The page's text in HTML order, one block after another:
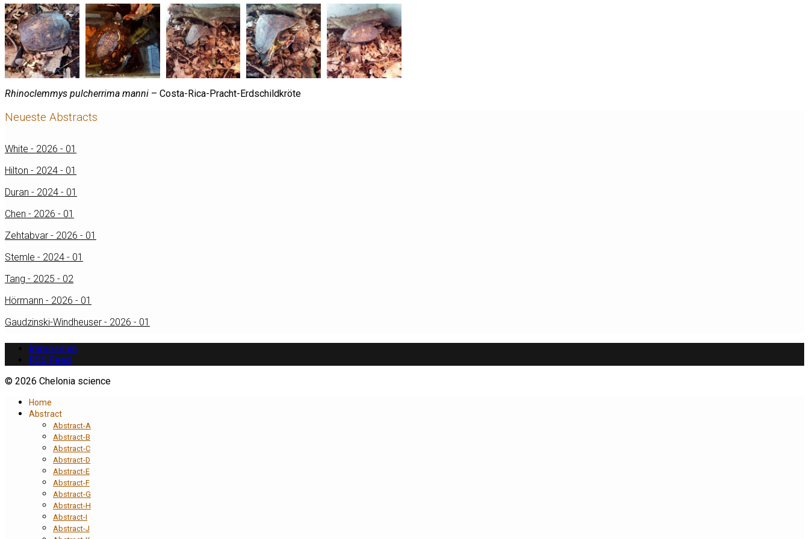
Rhinoclemmys pulcherrima manni – Costa-Rica-Pracht-Erdschildkröte
Neueste Abstracts
White - 2026 - 01
Hilton - 2024 - 01
Duran - 2024 - 01
Chen - 2026 - 01
Zehtabvar - 2026 - 01
Stemle - 2024 - 01
Tang - 2025 - 02
Hörmann - 2026 - 01
Gaudzinski-Windheuser - 2026 - 01
Impressum
RSS Feed
© 2026 Chelonia science
Home
Abstract
Abstract-A
Abstract-B
Abstract-C
Abstract-D
Abstract-E
Abstract-F
Abstract-G
Abstract-H
Abstract-I
Abstract-J